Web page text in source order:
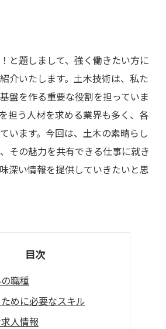
と題しまして、強く働きたい方に
介いたします。土木技術は、私た
盤を作る重要な役割を担っていま
担う人材を求める業界も多く、各
います。今回は、土木の素晴らし
その魅力を共有できる仕事に就き
深い情報を提供していきたいと思
目次
職種
めに必要なスキル
人情報